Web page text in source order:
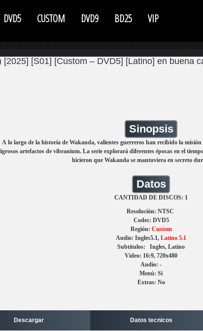
DVD5 CUSTOM DVD9 BD25 VIP
[S01] [Custom – DVD5] [Latino] en buena
Sinopsis
A lo largo de la historia de Wakanda, valientes guerreros han recibido la
artefactos de vibranium. La serie explorará diferentes épocas en el
hicieron que Wakanda se mantuviera en secreto
Datos
CANTIDAD DE DISCOS: 1
Resolución: NTSC
Codec: DVD5
Región: Custom
Audio: Ingles5.1, Latino 5.1
Subtitulos: Ingles, Latino
Video: 16:9, 720x480
Audio: -
Menú: Si
Extras: No
Descargar Datos tecnicos